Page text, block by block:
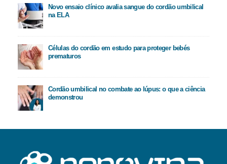
Novo ensaio clínico avalia sangue do cordão umbilical
na ELA
Células do cordão em estudo para proteger bebés
prematuros
Cordão umbilical no combate ao lúpus: o que a ciência
demonstrou